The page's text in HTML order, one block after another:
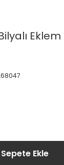
Sepete Ekle